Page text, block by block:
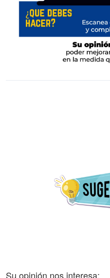
Su opinión nos interesa: